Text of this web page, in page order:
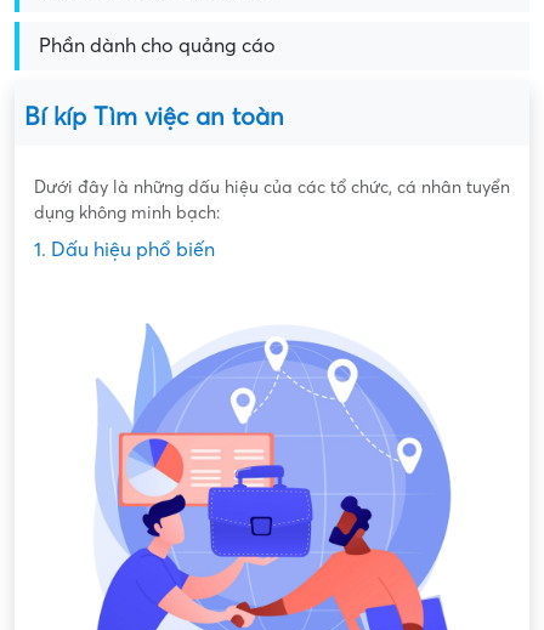
Phần dành cho quảng cáo
Bí kíp Tìm việc an toàn
Dưới đây là những dấu hiệu của các tổ chức, cá nhân tuyển
dụng không minh bạch:
1. Dấu hiệu phổ biến